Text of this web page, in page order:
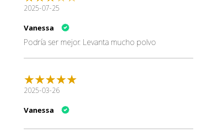
2025-07-25
Vanessa
Podría ser mejor. Levanta mucho polvo
2025-03-26
Vanessa